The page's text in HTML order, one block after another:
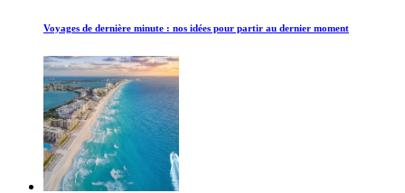
Voyages de dernière minute : nos idées pour partir au dernier moment